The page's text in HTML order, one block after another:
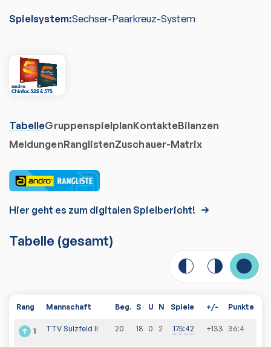
Spielsystem:Sechser-Paarkreuz-System
TabelleGruppenspielplanKontakteBilanzen
MeldungenRanglistenZuschauer-Matrix
Hier geht es zum digitalen Spielbericht!
Tabelle (gesamt)
Rang Mannschaft Beg. S U N Spiele +/- Punkte
1 TTV Sulzfeld II 20 18 0 2 175:42 +133 36:4